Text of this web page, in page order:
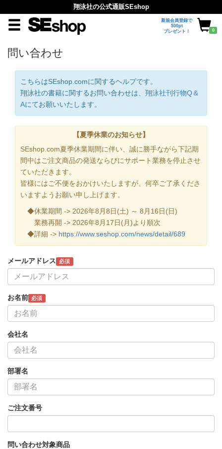
翔泳社の公式通販SEshop
新規会員登録で
500pt
プレゼント！
0
問い合わせ
こちらはSEshop.comに関するヘルプです。
翔泳社の書籍に関するお問い合わせは、 翔泳社刊行物Q＆
Aにてお願いいたします。
【夏季休業のお知らせ】
SEshop.com夏季休業期間に伴い、誠に勝手ながら下記期
間中はご注文商品の発送ならびにサポート業務を停止させ
ていただきます。
皆様にはご不便をおかけいたしますが、何卒ご了承くださ
いますようお願い申し上げます。
◆休業期間 -> 2026年8月8日(土) ～ 8月16日(日)
業務再開 -> 2026年8月17日(月)より順次
◆詳細 -> https://www.seshop.com/news/detail/689
メールアドレス 必須
お名前 必須
会社名
部署名
ご注文番号
問い合わせ対象商品